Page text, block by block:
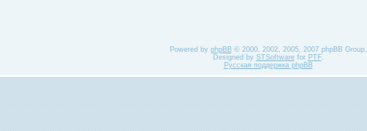
Powered by phpBB© 2000, 2002, 2005, 2007 phpBB Group.
Designed by STSoftwarefor PTF.
Русская поддержка phpBB